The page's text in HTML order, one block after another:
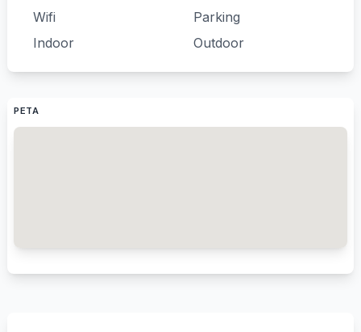
Wifi
Parking
Indoor
Outdoor
PETA